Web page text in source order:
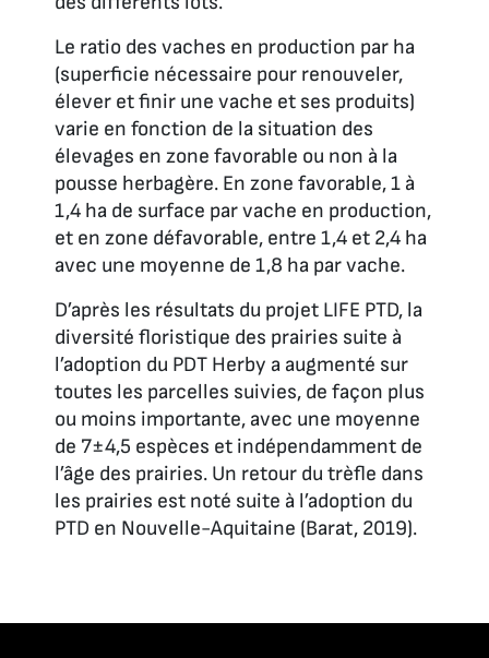
Le ratio des vaches en production par ha
(superficie nécessaire pour renouveler,
élever et finir une vache et ses produits)
varie en fonction de la situation des
élevages en zone favorable ou non à la
pousse herbagère. En zone favorable, 1 à
1,4 ha de surface par vache en production,
et en zone défavorable, entre 1,4 et 2,4 ha
avec une moyenne de 1,8 ha par vache.
D’après les résultats du projet LIFE PTD, la
diversité floristique des prairies suite à
l’adoption du PDT Herby a augmenté sur
toutes les parcelles suivies, de façon plus
ou moins importante, avec une moyenne
de 7±4,5 espèces et indépendamment de
l’âge des prairies. Un retour du trèfle dans
les prairies est noté suite à l’adoption du
PTD en Nouvelle-Aquitaine (Barat, 2019).